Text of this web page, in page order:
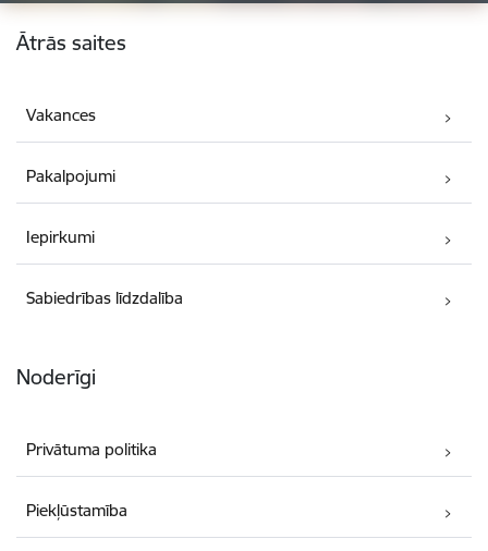
Kājene
Ātrās saites
Vakances
Pakalpojumi
Iepirkumi
Sabiedrības līdzdalība
Noderīgi
Privātuma politika
Piekļūstamība